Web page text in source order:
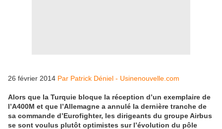
26 février 2014 Par Patrick Déniel - Usinenouvelle.com
Alors que la Turquie bloque la réception d’un exemplaire de
l’A400M et que l’Allemagne a annulé la dernière tranche de
sa commande d’Eurofighter, les dirigeants du groupe Airbus
se sont voulus plutôt optimistes sur l’évolution du pôle